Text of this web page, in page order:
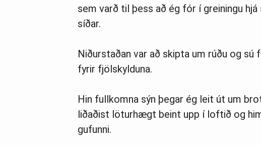
sem varð til þess að ég fór í greiningu
síðar.
Niðurstaðan var að skipta um rúðu og
fyrir fjölskylduna.
Hin fullkomna sýn þegar ég leit út um
liðaðist löturhægt beint upp í loftið og
gufunni.